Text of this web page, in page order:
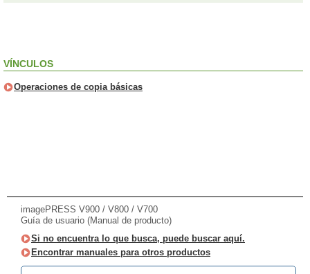
VÍNCULOS
Operaciones de copia básicas
imagePRESS V900 / V800 / V700
Guía de usuario (Manual de producto)
Si no encuentra lo que busca, puede buscar aquí.
Encontrar manuales para otros productos